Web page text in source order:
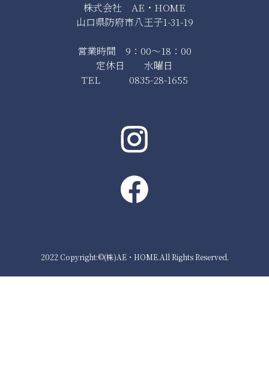
株式会社 AE・HOME
山口県防府市八王子1-31-19
営業時間 9：00～18：00
定休日 水曜日
TEL 0835-28-1655
2022 Copyright:©(株)AE・HOME.All Rights Reserved.